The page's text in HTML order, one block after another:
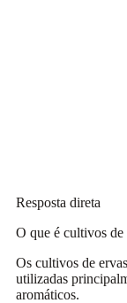
Resposta direta
O que é cultivos de
Os cultivos de
utilizadas
aromáticos.